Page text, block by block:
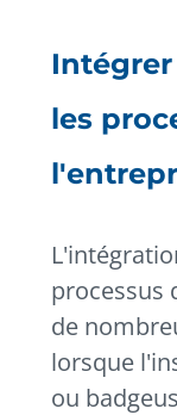
les
processus
de
lorsque
ou